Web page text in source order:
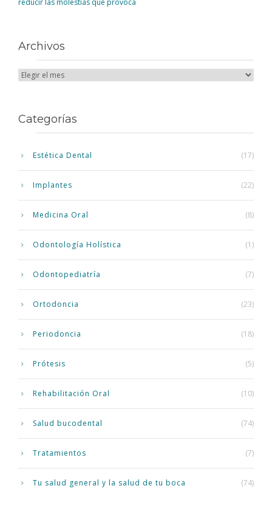
Archivos
Categorías
Estética Dental (17)
Implantes (22)
Medicina Oral (8)
Odontología Holística (1)
Odontopediatría (7)
Ortodoncia (23)
Periodoncia (18)
Prótesis (5)
Rehabilitación Oral (10)
Salud bucodental (74)
Tratamientos (7)
Tu salud general y la salud de tu boca (74)